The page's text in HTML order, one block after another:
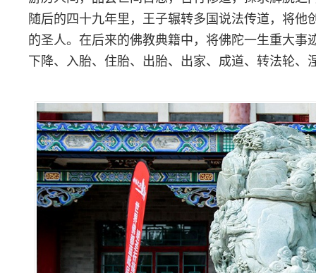
随后的四十九年里，王子辗转多国说法传道，将
的圣人。在后来的佛教典籍中，将佛陀一生重大
下降、入胎、住胎、出胎、出家、成道、转法轮、